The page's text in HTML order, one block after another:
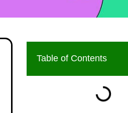
Table of Contents